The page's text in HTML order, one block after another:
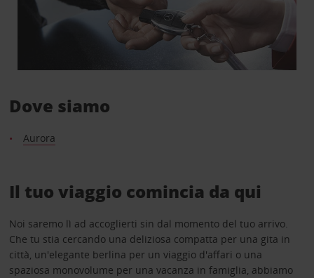
Dove siamo
Aurora
Il tuo viaggio comincia da qui
Noi saremo lì ad accoglierti sin dal momento del tuo arrivo.
Che tu stia cercando una deliziosa compatta per una gita in
città, un'elegante berlina per un viaggio d'affari o una
spaziosa monovolume per una vacanza in famiglia, abbiamo